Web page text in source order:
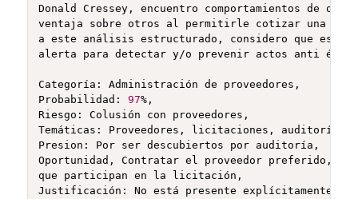
Donald Cressey, encuentro comportamientos de
ventaja sobre otros al permitirle cotizar una
a este análisis estructurado, considero que este
alerta para detectar y/o prevenir actos anti
Categoría: Administración de proveedores,
Probabilidad: 97%,
Riesgo: Colusión con proveedores,
Temáticas: Proveedores, licitaciones, auditoría,
Presion: Por ser descubiertos por auditoría,
Oportunidad, Contratar el proveedor preferido,
que participan en la licitación,
Justificación: No está presente explícitamente,